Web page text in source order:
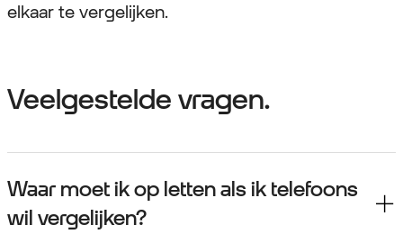
elkaar te vergelijken.
Veelgestelde vragen.
Waar moet ik op letten als ik telefoons
wil vergelijken?